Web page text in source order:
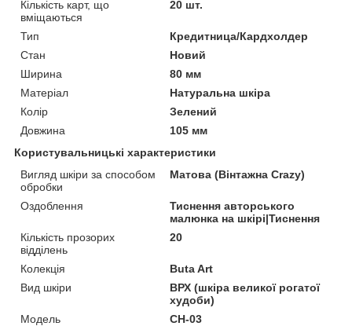
Кількість карт, що
вміщаються
20 шт.
Тип
Кредитница/Кардхолдер
Стан
Новий
Ширина
80 мм
Матеріал
Натуральна шкіра
Колір
Зелений
Довжина
105 мм
Користувальницькі характеристики
Вигляд шкіри за способом
обробки
Матова (Вінтажна Crazy)
Оздоблення
Тиснення авторського
малюнка на шкірі|Тиснення
Кількість прозорих
відділень
20
Колекція
Buta Art
Вид шкіри
ВРХ (шкіра великої рогатої
худоби)
Модель
CH-03